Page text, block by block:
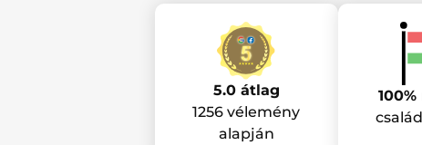
5.0 átlag
1256 vélemény
alapján